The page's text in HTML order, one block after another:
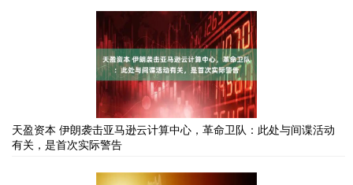
天盈资本 伊朗袭击亚马逊云计算中心，革命卫队：此处与间谍活动
有关，是首次实际警告